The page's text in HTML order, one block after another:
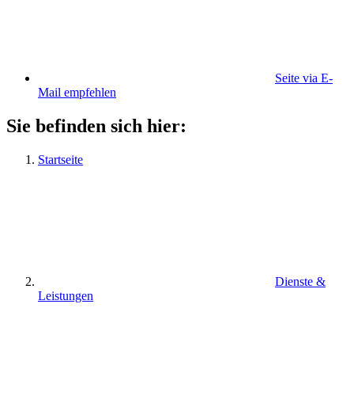
Seite via E-
Mail empfehlen
Sie befinden sich hier:
Startseite
Dienste &
Leistungen